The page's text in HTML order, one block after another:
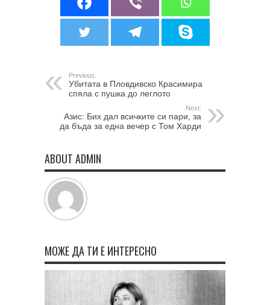
Previous:
Убитата в Пловдивско Красимира
спяла с пушка до леглото
Next:
Азис: Бих дал всичките си пари, за
да бъда за една вечер с Том Харди
ABOUT ADMIN
МОЖЕ ДА ТИ Е ИНТЕРЕСНО